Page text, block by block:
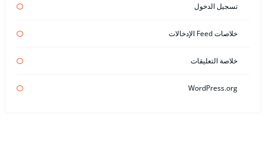
تسجيل الدخول
خلاصات Feed الإدخالات
خلاصة التعليقات
WordPress.org